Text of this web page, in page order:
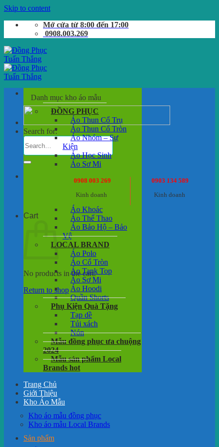
Skip to content
Mở cửa từ 8:00 đến 17:00
0908.003.269
Search for:
0908 003 269
Kinh doanh
0903 134 589
Kinh doanh
Cart
No products in the cart.
Return to shop
Danh mục kho áo mẫu
ĐỒNG PHỤC
Áo Thun Cổ Trụ
Áo Thun Cổ Tròn
Áo Nhóm – Sự
Kiện
Áo Học Sinh
Áo Sơ Mi
Áo Khoác
Áo Thể Thao
Áo Bảo Hộ – Bảo
Vệ
LOCAL BRAND
Áo Polo
Áo Cổ Tròn
Áo Tank Top
Áo Sơ Mi
Áo Hoodi
Quần Shorts
Phụ Kiện Quà Tặng
Tạp dề
Túi xách
Nón
Mẫu đồng phục ưa chuộng
2024
Mẫu sản phẩm Local
Brands hot
Trang Chủ
Giới Thiệu
Kho Áo Mẫu
Kho áo mẫu đồng phục
Kho áo mẫu Local Brands
Sản phẩm